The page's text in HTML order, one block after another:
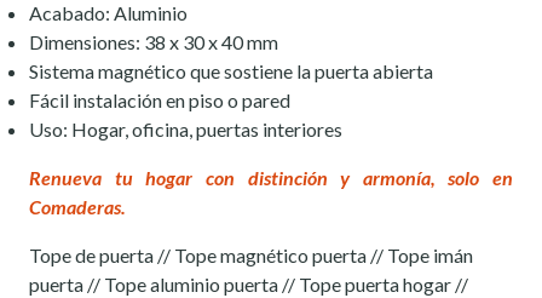
Acabado: Aluminio
Dimensiones: 38 x 30 x 40 mm
Sistema magnético que sostiene la puerta abierta
Fácil instalación en piso o pared
Uso: Hogar, oficina, puertas interiores
Renueva tu hogar con distinción y armonía, solo en
Comaderas.
Tope de puerta // Tope magnético puerta // Tope imán
puerta // Tope aluminio puerta // Tope puerta hogar //